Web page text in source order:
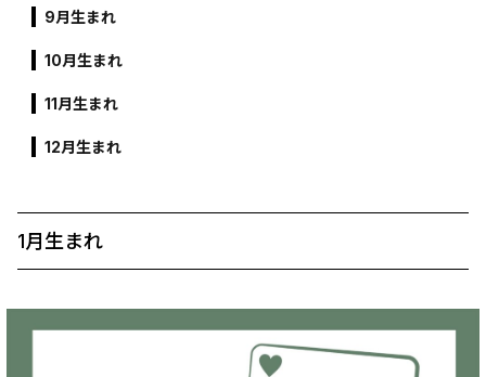
9月生まれ
10月生まれ
11月生まれ
12月生まれ
1月生まれ